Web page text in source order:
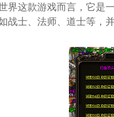
界这款游戏而言，它是
战士、法师、道士等，